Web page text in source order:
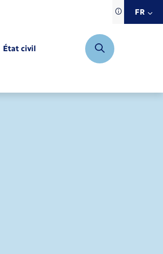
Traduction
siteFR
État civil